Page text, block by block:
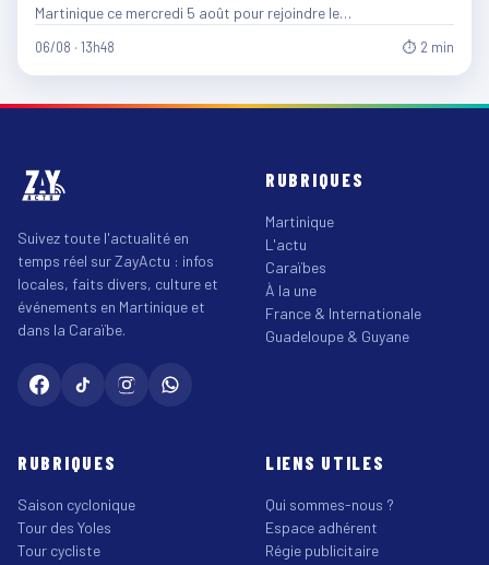
Martinique ce mercredi 5 août pour rejoindre le…
06/08 · 13h48 ⏱ 2 min
Suivez toute l'actualité en
temps réel sur ZayActu : infos
locales, faits divers, culture et
événements en Martinique et
dans la Caraïbe.
RUBRIQUES
Martinique
L'actu
Caraïbes
À la une
France & Internationale
Guadeloupe & Guyane
RUBRIQUES
Saison cyclonique
Tour des Yoles
Tour cycliste
LIENS UTILES
Qui sommes-nous ?
Espace adhérent
Régie publicitaire